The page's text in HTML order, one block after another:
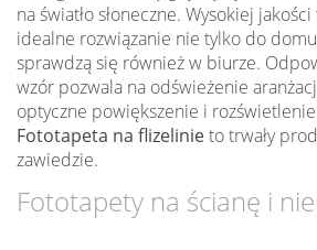
na światło słoneczne. Wysokiej jakości
idealne rozwiązanie nie tylko do
sprawdzą się również w biurze.
wzór pozwala na odświeżenie
optyczne powiększenie i
Fototapeta na flizelinieto trwały
zawiedzie.
Fototapety na ścianę i